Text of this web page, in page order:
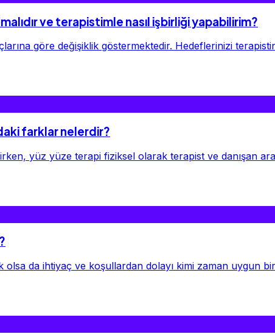
ve terapistimle nasıl işbirliği yapabilirim?
göre değişiklik göstermektedir. Hedeflerinizi
farklar nelerdir?
yüz yüze terapi fiziksel olarak terapist ve danışan
da ihtiyaç ve koşullardan dolayı kimi zaman uygun